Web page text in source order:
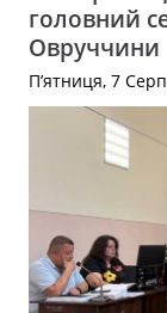
головний
Овруччини
П’ятниця, 7